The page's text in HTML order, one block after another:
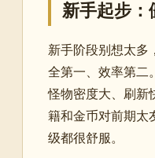
新手起步：
新手阶段别想太多
全第一、效率第二。
怪物密度大、刷新
籍和金币对前期太
级都很舒服。